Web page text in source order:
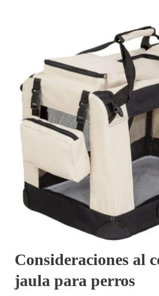
Consideraciones al
jaula para perros